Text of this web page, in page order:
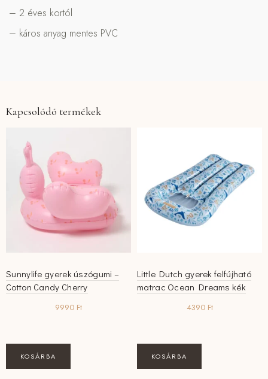
– 2 éves kortól
– káros anyag mentes PVC
Kapcsolódó termékek
Sunnylife gyerek úszógumi –
Cotton Candy Cherry
9990 Ft
KOSÁRBA
Little Dutch gyerek felfújható
matrac Ocean Dreams kék
4390 Ft
KOSÁRBA